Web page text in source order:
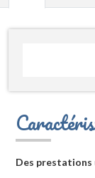
Des prestations